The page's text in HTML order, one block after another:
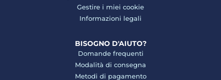
Gestire i miei cookie
Informazioni legali
BISOGNO D'AIUTO?
Domande frequenti
Modalità di consegna
Metodi di pagamento